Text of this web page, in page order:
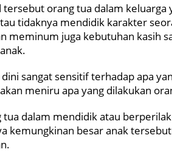
tersebut orang tua dalam
tidaknya mendidik karakter
meminum juga kebutuhan kasih
sangat sensitif terhadap apa
meniru apa yang dilakukan
tua dalam mendidik atau
kemungkinan besar anak